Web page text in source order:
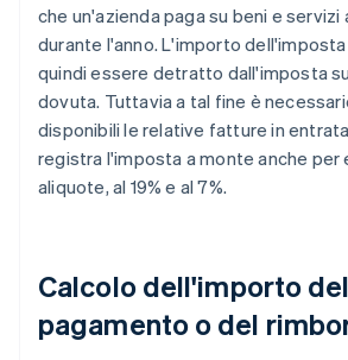
che un'azienda paga su beni e servizi
durante l'anno. L'importo
quindi essere detratto dall'imposta
dovuta. Tuttavia a tal fine è
disponibili le relative fatture in
registra l'imposta a monte anche per
aliquote, al 19% e al 7%.
Calcolo dell'importo del
pagamento o del